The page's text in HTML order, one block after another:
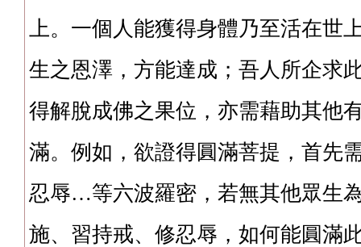
上。一個人能獲得身體乃至活在世
生之恩澤，方能達成；吾人所企求
得解脫成佛之果位，亦需藉助其他
滿。例如，欲證得圓滿菩提，首先
忍辱…等六波羅密，若無其他眾生
施、習持戒、修忍辱，如何能圓滿